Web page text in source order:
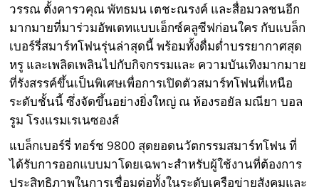
วรรณ ตั้งคารวคุณ พัทธมน เตชะณรงค์ และสื่อมวลชนอีก
มากมายที่มาร่วมอัพเดทแบบเอ็กซ์คลูซีฟก่อนใคร กับแบล็ก
เบอร์รี่สมาร์ทโฟนรุ่นล่าสุดนี้ พร้อมทั้งดื่มด่ำบรรยากาศสุด
หรู และเพลิดเพลินไปกับกิจกรรมและ ความบันเทิงมากมาย
ที่รังสรรค์ขึ้นเป็นพิเศษเพื่อการเปิดตัวสมาร์ทโฟนที่เหนือ
ระดับชั้นนี้ ซึ่งจัดขึ้นอย่างยิ่งใหญ่ ณ ห้องรอยัล มณียา บอล
รูม โรงแรมเรเนซองส์
แบล็กเบอร์รี่ ทอร์ช 9800 สุดยอดนวัตกรรมสมาร์ทโฟน ที่
ได้รับการออกแบบมาโดยเฉพาะสำหรับผู้ใช้งานที่ต้องการ
ประสิทธิภาพในการเชื่อมต่อทั้งในระดับเครือข่ายสังคมและ